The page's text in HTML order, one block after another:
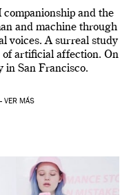
and the
and machine through
voices. A surreal study
of artificial affection. On
in San Francisco.
VER MÁS